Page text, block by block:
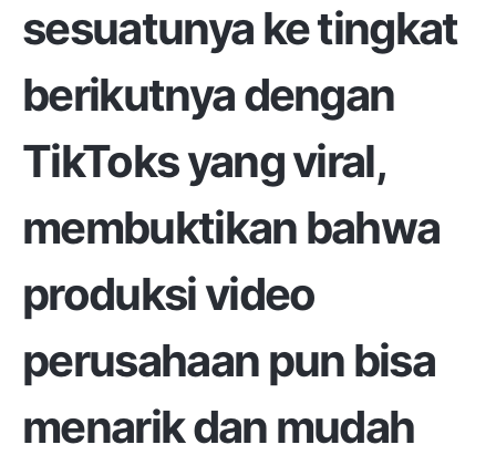
sesuatunya ke tingkat
berikutnya dengan
TikToks yang viral,
membuktikan bahwa
produksi video
perusahaan pun bisa
menarik dan mudah